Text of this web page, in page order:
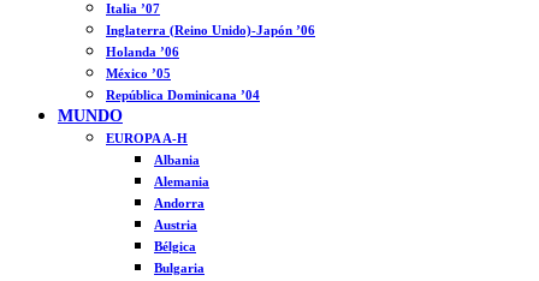
Italia ’07
Inglaterra (Reino Unido)-Japón ’06
Holanda ’06
México ’05
República Dominicana ’04
MUNDO
EUROPA A-H
Albania
Alemania
Andorra
Austria
Bélgica
Bulgaria